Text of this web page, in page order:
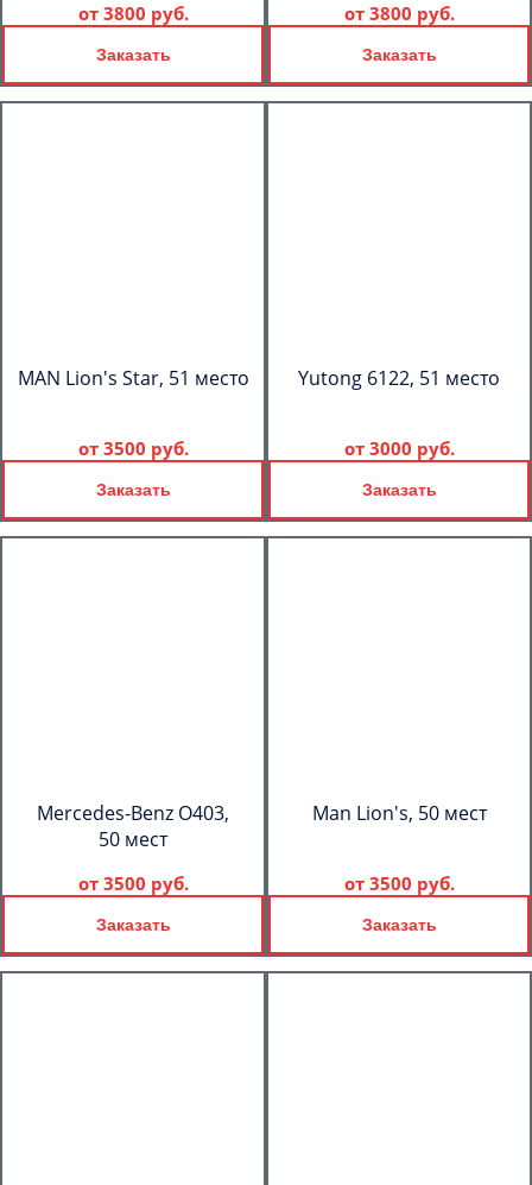
от 3800 руб.
Заказать
от 3800 руб.
Заказать
MAN Lion's Star, 51 место
от 3500 руб.
Заказать
Yutong 6122, 51 место
от 3000 руб.
Заказать
Mercedes-Benz О403,
50 мест
от 3500 руб.
Заказать
Man Lion's, 50 мест
от 3500 руб.
Заказать